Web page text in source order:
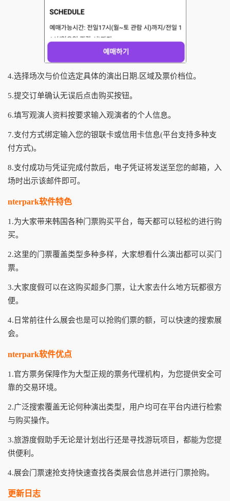
4.选择场次与价位选定具体的演出日期.区域及票价档位。
5.提交订单确认无误后点击购买按钮。
6.填写观演人资料按要求输入观演者的个人信息。
7.支付方式绑定输入您的银联卡或信用卡信息(平台支持多种支
付方式)。
8.支付成功与凭证完成付款后，电子凭证将发送至您的邮箱，入
场时出示该邮件即可。
nterpark软件特色
1.为大家带来韩国各种门票购买平台，每天都可以轻松的进行购
买。
2.这里的门票覆盖类型多种多样，大家想看什么演出都可以买门
票。
3.大家度假可以在这购买超多门票，让大家去什么地方玩都很方
便。
4.日常前往什么展会也是可以抢购们票的额，可以快速的搜索展
会。
nterpark软件优点
1.官方票务保障作为大型正规的票务代理机构，为您提供安全可
靠的交易环境。
2.广泛搜索覆盖无论何种演出类型，用户均可在平台内进行检索
与购买操作。
3.旅游度假助手无论是计划出行还是寻找游玩项目，都能为您提
供便利。
4.展会门票速抢支持快速查找各类展会信息并进行门票抢购。
更新日志